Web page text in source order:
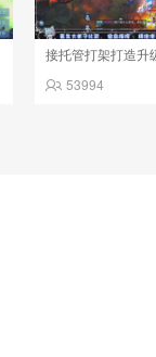
53994